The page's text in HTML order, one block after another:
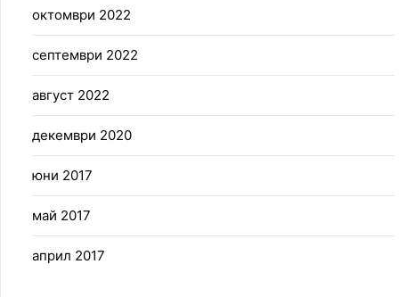
октомври 2022
септември 2022
август 2022
декември 2020
юни 2017
май 2017
април 2017